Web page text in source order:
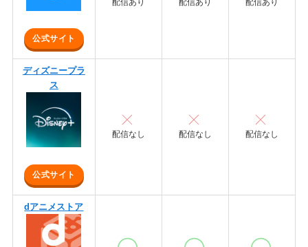
公式サイト
配信あり 配信あり 配信あり
ディズニープラ
ス
公式サイト
配信なし 配信なし 配信なし
dアニメストア